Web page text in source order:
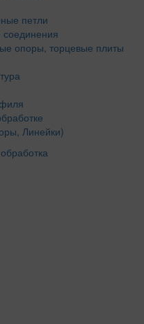
петли
опоры, торцевые плиты
Линейки)